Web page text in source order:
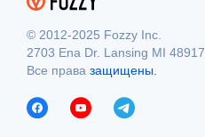
© 2012-2025 Fozzy Inc.
2703 Ena Dr. Lansing MI 48917.
Все права защищены.